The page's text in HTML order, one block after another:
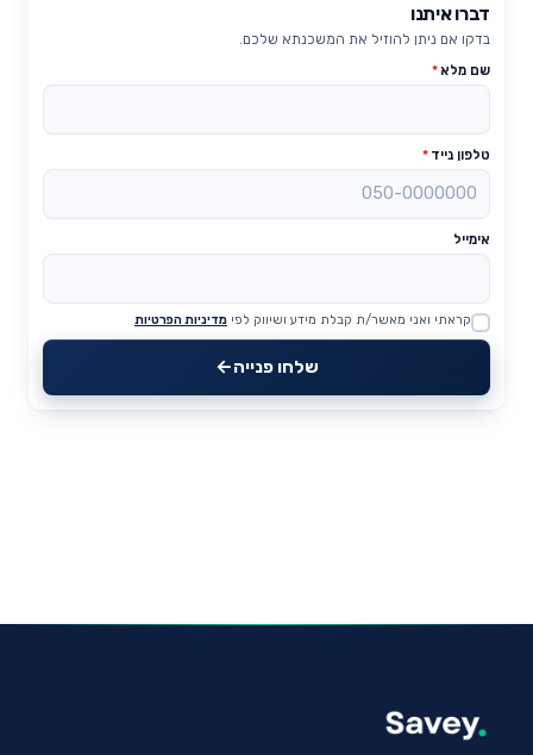
דברו איתנו
בדקו אם ניתן להוזיל את המשכנתא שלכם.
שם מלא*
טלפון נייד *
אימייל
Website
קראתי ואני מאשר/ת קבלת מידע ושיווק לפי מדיניות הפרטיות
שלחו פנייה